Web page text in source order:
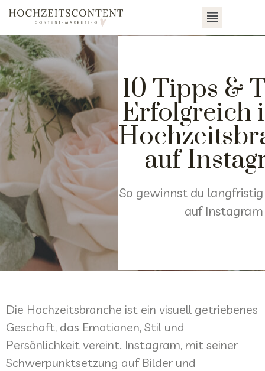
10 Tipps &
Erfolgreich
auf
So gewinnst du
auf Instagram
Die Hochzeitsbranche ist ein visuell getriebenes
Geschäft, das Emotionen, Stil und
Persönlichkeit vereint. Instagram, mit seiner
Schwerpunktsetzung auf Bilder und